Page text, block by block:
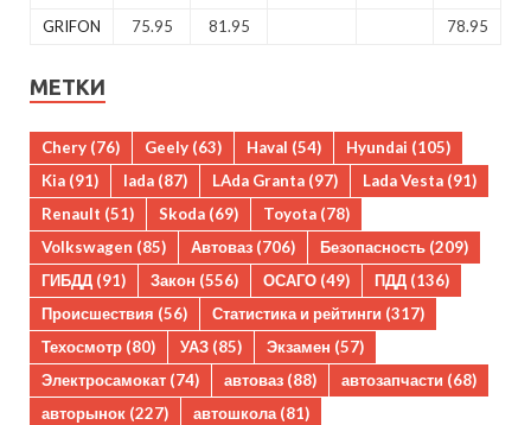
GRIFON
75.95 81.95 78.95
МЕТКИ
Chery (76) Geely (63) Haval (54) Hyundai (105)
Kia (91) lada (87) LAda Granta (97) Lada Vesta (91)
Renault (51) Skoda (69) Toyota (78)
Volkswagen (85) Автоваз (706) Безопасность (209)
ГИБДД (91) Закон (556) ОСАГО (49) ПДД (136)
Происшествия (56) Статистика и рейтинги (317)
Техосмотр (80) УАЗ (85) Экзамен (57)
Электросамокат (74) автоваз (88) автозапчасти (68)
авторынок (227) автошкола(81)